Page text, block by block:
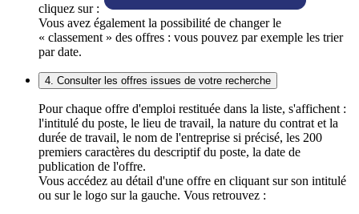
cliquez sur :
Vous avez également la possibilité de changer le
« classement » des offres : vous pouvez par exemple les trier
par date.
4. Consulter les offres issues de votre recherche
Pour chaque offre d'emploi restituée dans la liste, s'affichent :
l'intitulé du poste, le lieu de travail, la nature du contrat et la
durée de travail, le nom de l'entreprise si précisé, les 200
premiers caractères du descriptif du poste, la date de
publication de l'offre.
Vous accédez au détail d'une offre en cliquant sur son intitulé
ou sur le logo sur la gauche. Vous retrouvez :